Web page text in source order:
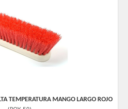
TEMPERATURA MANGO LARGO ROJO